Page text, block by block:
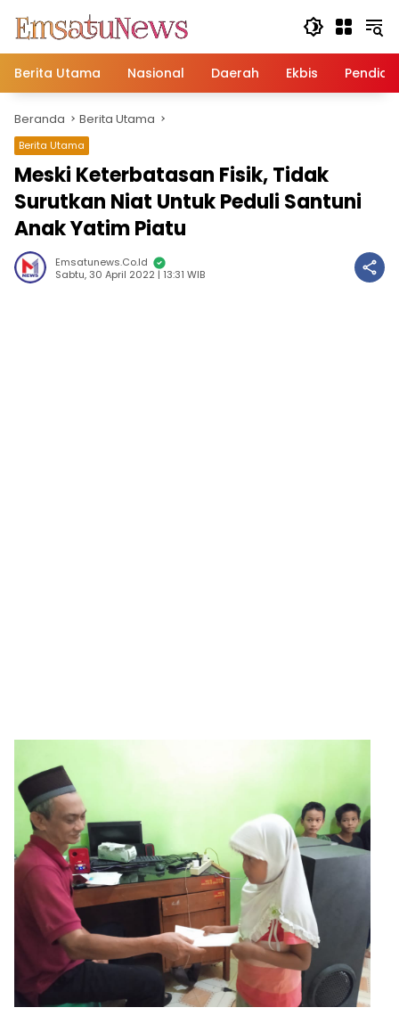
konten
Berita Utama
Nasional Daerah Ekbis
Beranda Berita Utama
Berita Utama
Meski Keterbatasan Fisik, Tidak
Surutkan Niat Untuk Peduli Santuni
Anak Yatim Piatu
Emsatunews.co.id
Sabtu, 30 April 2022 | 13:31 WIB